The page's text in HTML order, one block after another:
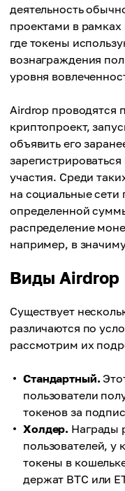
деятельность
проектами в рамках
где токены
вознаграждения
уровня
Airdrop проводятся
криптопроект,
объявить его
участия. Среди
на социальные сети
определенной
распределение
например, в
Виды Airdrop
Существует
различаются по
рассмотрим их
Стандартный.
пользователи
токенов за
Холдер. Награды
пользователей, у
токены в
держат BTC или